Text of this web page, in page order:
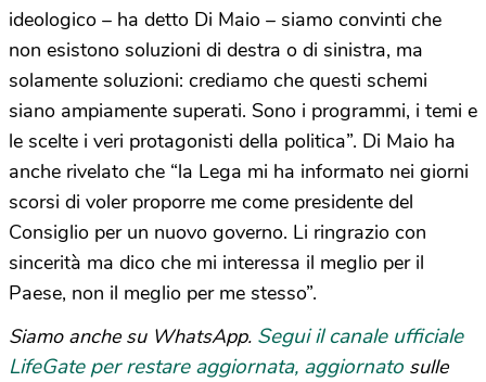
ideologico – ha detto Di Maio – siamo convinti che
non esistono soluzioni di destra o di sinistra, ma
solamente soluzioni: crediamo che questi schemi
siano ampiamente superati. Sono i programmi, i temi e
le scelte i veri protagonisti della politica”. Di Maio ha
anche rivelato che “la Lega mi ha informato nei giorni
scorsi di voler proporre me come presidente del
Consiglio per un nuovo governo. Li ringrazio con
sincerità ma dico che mi interessa il meglio per il
Paese, non il meglio per me stesso”.
Siamo anche su WhatsApp. Segui il canale ufficiale
LifeGate per restare aggiornata, aggiornato sulle